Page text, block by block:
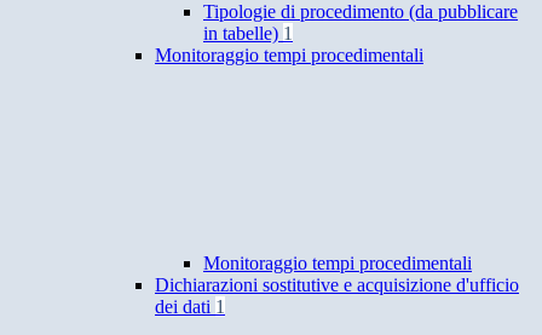
Tipologie di procedimento (da pubblicare
in tabelle) 1
Monitoraggio tempi procedimentali
Monitoraggio tempi procedimentali
Dichiarazioni sostitutive e acquisizione d'ufficio
dei dati 1